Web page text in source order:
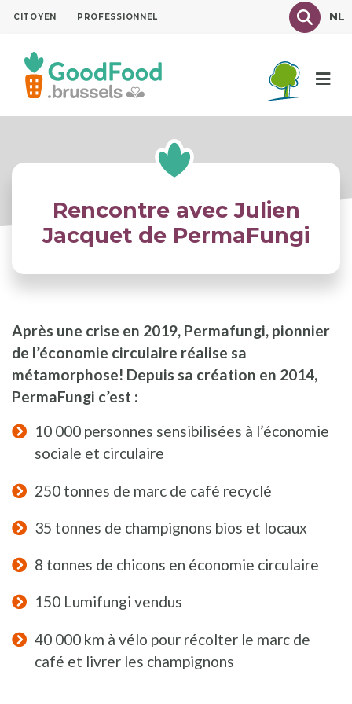
Aller
contenu
principal
CITOYEN PROFESSIONNEL TexteNL
Rencontre avec Julien
Jacquet de PermaFungi
Après une crise en 2019, Permafungi, pionnier
de l’économie circulaire réalise sa
métamorphose! Depuis sa création en 2014,
PermaFungi c’est :
10 000 personnes sensibilisées à l’économie
sociale et circulaire
250 tonnes de marc de café recyclé
35 tonnes de champignons bios et locaux
8 tonnes de chicons en économie circulaire
150 Lumifungi vendus
40 000 km à vélo pour récolter le marc de
café et livrer les champignons